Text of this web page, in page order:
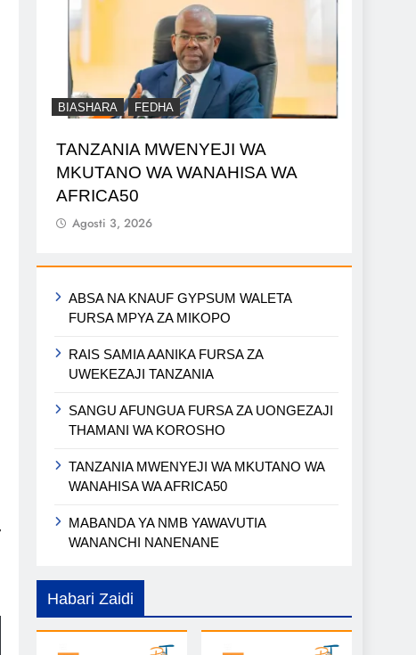
BIASHARA FEDHA
TANZANIA MWENYEJI WA
MKUTANO WA WANAHISA WA
AFRICA50
Agosti 3, 2026
ABSA NA KNAUF GYPSUM WALETA
FURSA MPYA ZA MIKOPO
RAIS SAMIA AANIKA FURSA ZA
UWEKEZAJI TANZANIA
SANGU AFUNGUA FURSA ZA UONGEZAJI
THAMANI WA KOROSHO
TANZANIA MWENYEJI WA MKUTANO WA
WANAHISA WA AFRICA50
MABANDA YA NMB YAWAVUTIA
WANANCHI NANENANE
Habari Zaidi